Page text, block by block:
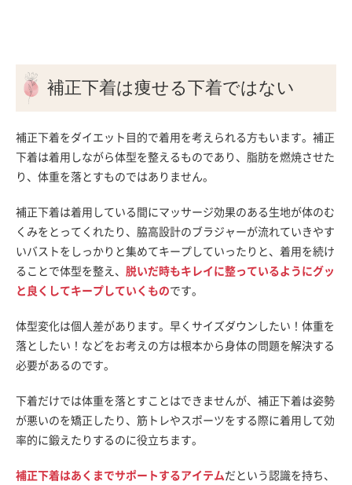
補正下着は痩せる下着ではない
補正下着をダイエット目的で着用を考えられる方もいます。補正
下着は着用しながら体型を整えるものであり、脂肪を燃焼させた
り、体重を落とすものではありません。
補正下着は着用している間にマッサージ効果のある生地が体のむ
くみをとってくれたり、脇高設計のブラジャーが流れていきやす
いバストをしっかりと集めてキープしていったりと、着用を続け
ることで体型を整え、 脱いだ時もキレイに整っているようにグッ
と良くしてキープしていくものです。
体型変化は個人差があります。早くサイズダウンしたい！体重を
落としたい！などをお考えの方は根本から身体の問題を解決する
必要があるのです。
下着だけでは体重を落とすことはできませんが、補正下着は姿勢
が悪いのを矯正したり、筋トレやスポーツをする際に着用して効
率的に鍛えたりするのに役立ちます。
補正下着はあくまでサポートするアイテムだという認識を持ち、